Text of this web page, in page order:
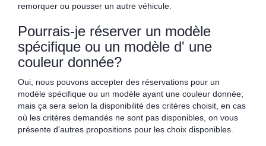
remorquer ou pousser un autre véhicule.
Pourrais-je réserver un modèle
spécifique ou un modèle d' une
couleur donnée?
Oui, nous pouvons accepter des réservations pour un
modèle spécifique ou un modèle ayant une couleur donnée;
mais ça sera selon la disponibilité des critères choisit, en cas
où les critères demandés ne sont pas disponibles, on vous
présente d'autres propositions pour les choix disponibles.